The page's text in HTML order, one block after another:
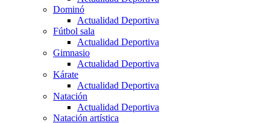
Dominó
Actualidad Deportiva
Fútbol sala
Actualidad Deportiva
Gimnasio
Actualidad Deportiva
Kárate
Actualidad Deportiva
Natación
Actualidad Deportiva
Natación artística